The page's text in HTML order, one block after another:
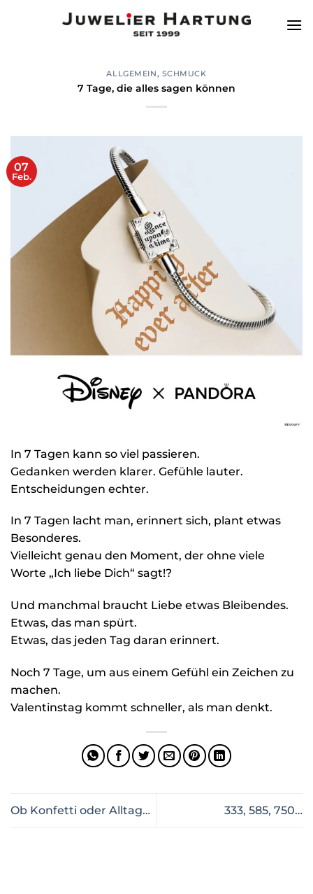
ALLGEMEIN, SCHMUCK
7 Tage, die alles sagen können
07
Feb.
In 7 Tagen kann so viel passieren.
Gedanken werden klarer. Gefühle lauter.
Entscheidungen echter.
In 7 Tagen lacht man, erinnert sich, plant etwas
Besonderes.
Vielleicht genau den Moment, der ohne viele
Worte „Ich liebe Dich“ sagt!?
Und manchmal braucht Liebe etwas Bleibendes.
Etwas, das man spürt.
Etwas, das jeden Tag daran erinnert.
Noch 7 Tage, um aus einem Gefühl ein Zeichen zu
machen.
Valentinstag kommt schneller, als man denkt.
Ob Konfetti oder Alltag… 333, 585, 750…